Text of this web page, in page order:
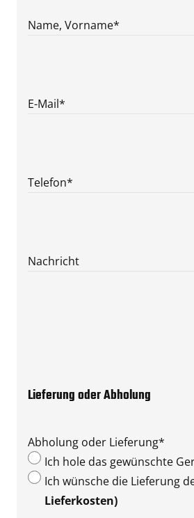
Name, Vorname*
E-Mail*
Telefon*
Nachricht
Lieferung oder Abholung
Abholung oder Lieferung*
Ich hole das gewünschte
Ich wünsche die Lieferung
Lieferkosten)